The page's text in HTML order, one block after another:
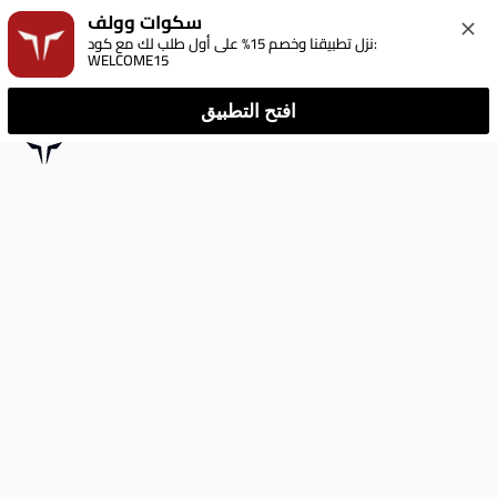
سكوات وولف
نزل تطبيقنا وخصم 15% على أول طلب لك مع كود:
WELCOME15
افتح التطبيق